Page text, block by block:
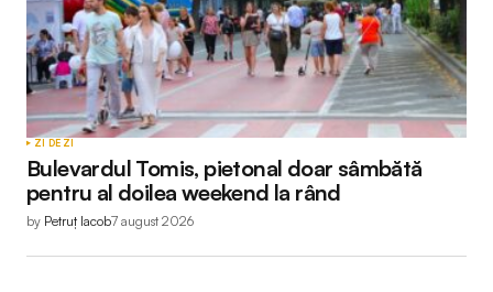
ZI DE ZI
Bulevardul Tomis, pietonal doar sâmbătă
pentru al doilea weekend la rând
by Petruț Iacob7 august 2026